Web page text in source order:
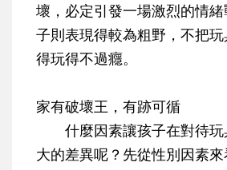
壞，必定引發一場激烈的情
子則表現得較為粗野，不把
得玩得不過癮。
家有破壞王，有跡可循
什麼因素讓孩子在對待玩
大的差異呢？先從性別因素